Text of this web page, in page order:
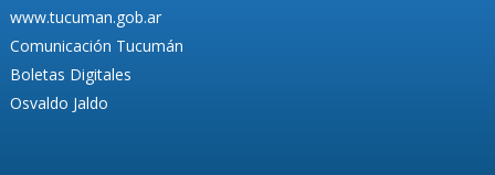
www.tucuman.gob.ar
Comunicación Tucumán
Boletas Digitales
Osvaldo Jaldo